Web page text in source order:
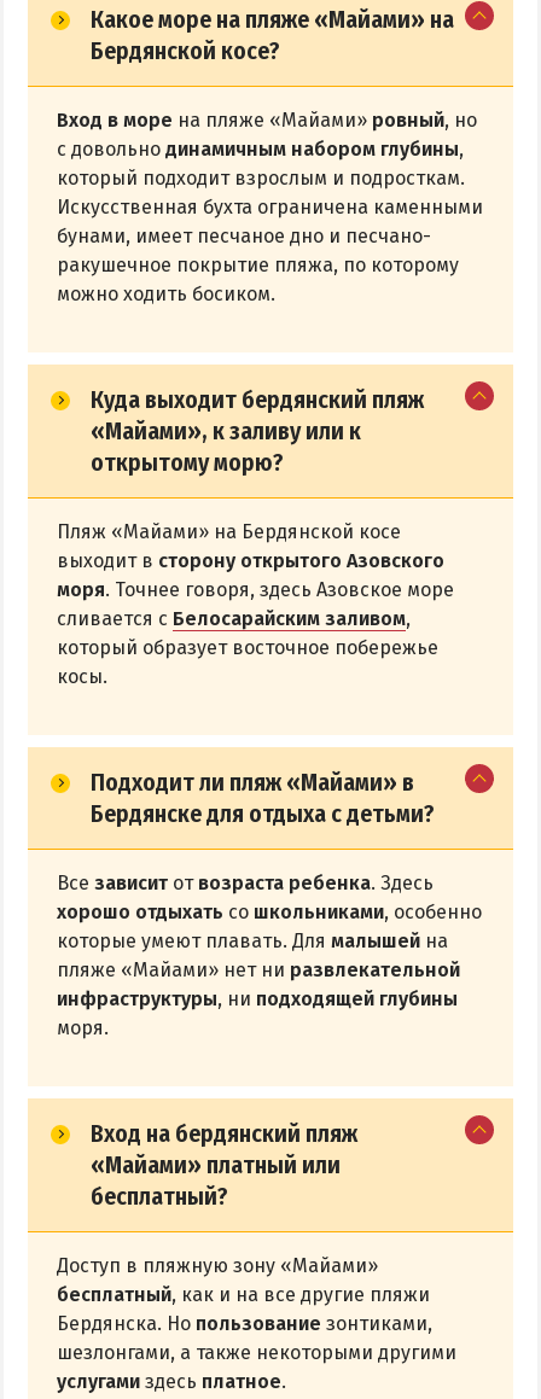
Какое море на пляже «Майами» на
Бердянской косе?
Вход в море на пляже «Майами» ровный, но
с довольно динамичным набором глубины,
который подходит взрослым и подросткам.
Искусственная бухта ограничена каменными
бунами, имеет песчаное дно и песчано-
ракушечное покрытие пляжа, по которому
можно ходить босиком.
Куда выходит бердянский пляж
«Майами», к заливу или к
открытому морю?
Пляж «Майами» на Бердянской косе
выходит в сторону открытого Азовского
моря. Точнее говоря, здесь Азовское море
сливается с Белосарайским заливом,
который образует восточное побережье
косы.
Подходит ли пляж «Майами» в
Бердянске для отдыха с детьми?
Все зависит от возраста ребенка. Здесь
хорошо отдыхать со школьниками, особенно
которые умеют плавать. Для малышей на
пляже «Майами» нет ни развлекательной
инфраструктуры, ни подходящей глубины
моря.
Вход на бердянский пляж
«Майами» платный или
бесплатный?
Доступ в пляжную зону «Майами»
бесплатный, как и на все другие пляжи
Бердянска. Но пользование зонтиками,
шезлонгами, а также некоторыми другими
услугами здесь платное.